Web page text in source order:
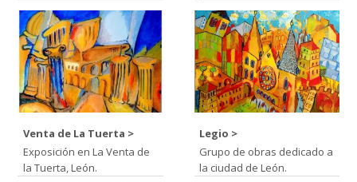
Venta de La Tuerta
Exposición en La Venta de
la Tuerta, León.
Legio
Grupo de obras dedicado a
la ciudad de León.